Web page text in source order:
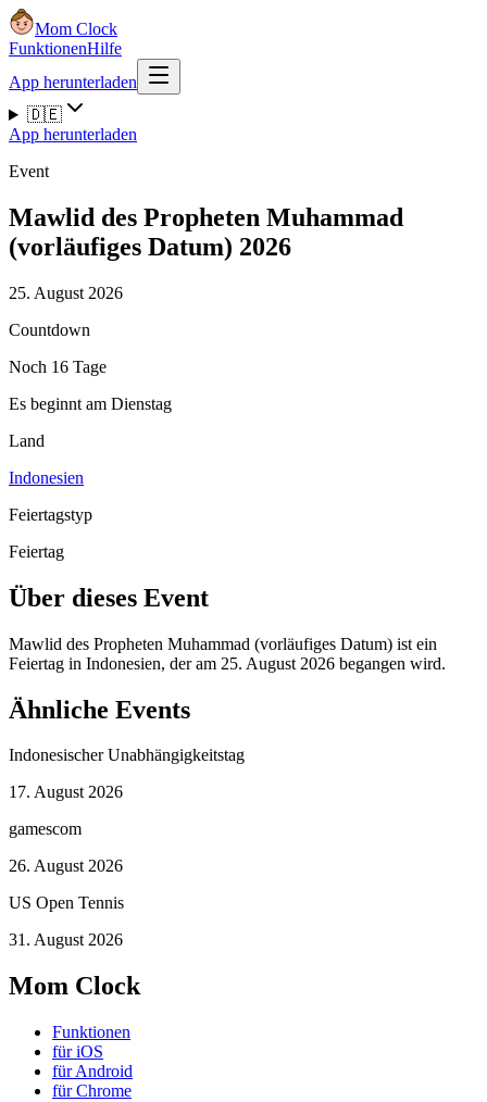
Mom Clock
FunktionenHilfe
App herunterladen
🇩🇪
App herunterladen
Event
Mawlid des Propheten Muhammad
(vorläufiges Datum) 2026
25. August 2026
Countdown
Noch 16 Tage
Es beginnt am Dienstag
Land
Indonesien
Feiertagstyp
Feiertag
Über dieses Event
Mawlid des Propheten Muhammad (vorläufiges Datum) ist ein
Feiertag in Indonesien, der am 25. August 2026 begangen wird.
Ähnliche Events
Indonesischer Unabhängigkeitstag
17. August 2026
gamescom
26. August 2026
US Open Tennis
31. August 2026
Mom Clock
Funktionen
für iOS
für Android
für Chrome